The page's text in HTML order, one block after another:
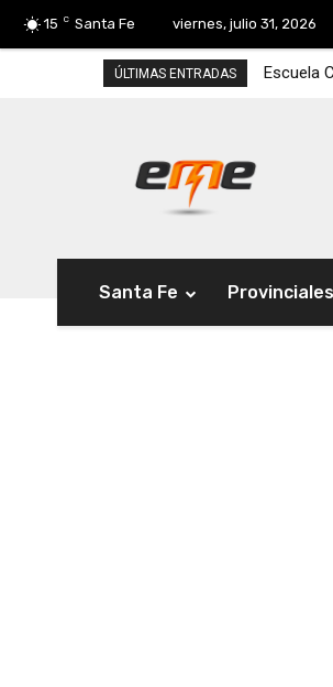
15 C Santa Fe viernes, julio 31, 2026
ÚLTIMAS ENTRADAS Escuela
Santa Fe Provinciales